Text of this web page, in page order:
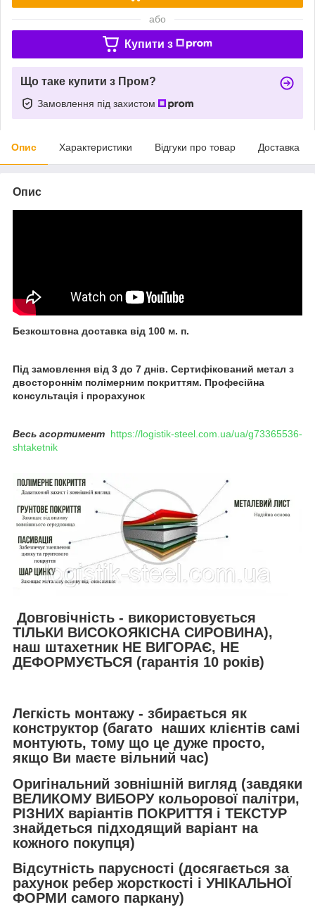
або
Купити з
Що таке купити з Пром?
Замовлення під захистом
Опис Характеристики Відгуки про товар Доставка
Опис
Безкоштовна доставка від 100 м. п.
Під замовлення від 3 до 7 днів. Сертифікований метал з
двостороннім полімерним покриттям. Професійна
консультація і прорахунок
Весь асортимент https://logistik-steel.com.ua/ua/g73365536-
shtaketnik
Довговічність - використовується
ТІЛЬКИ ВИСОКОЯКІСНА СИРОВИНА),
наш штахетник НЕ ВИГОРАЄ, НЕ
ДЕФОРМУЄТЬСЯ (гарантія 10 років)
Легкість монтажу - збирається як
конструктор (багато наших клієнтів самі
монтують, тому що це дуже просто,
якщо Ви маєте вільний час)
Оригінальний зовнішній вигляд (завдяки
ВЕЛИКОМУ ВИБОРУ кольорової палітри,
РІЗНИХ варіантів ПОКРИТТЯ і ТЕКСТУР
знайдеться підходящий варіант на
кожного покупця)
Відсутність парусності (досягається за
рахунок ребер жорсткості і УНІКАЛЬНОЇ
ФОРМИ самого паркану)